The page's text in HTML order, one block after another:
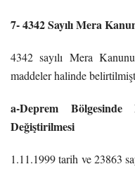
7- 4342 Sayılı Mera
4342 sayılı Mera
maddeler halinde
a-Deprem Bölgesinde
Değiştirilmesi
1.11.1999 tarih ve 23863